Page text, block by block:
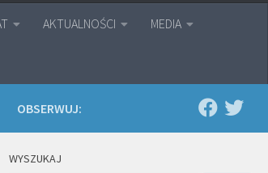
AKTUALNOŚCI MEDIA
OBSERWUJ:
WYSZUKAJ